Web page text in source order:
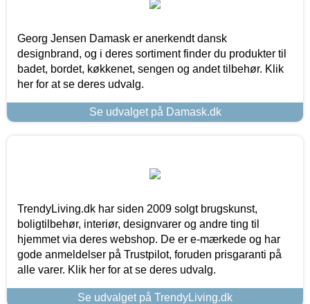
Georg Jensen Damask er anerkendt dansk
designbrand, og i deres sortiment finder du produkter til
badet, bordet, køkkenet, sengen og andet tilbehør. Klik
her for at se deres udvalg.
Se udvalget på Damask.dk
TrendyLiving.dk har siden 2009 solgt brugskunst,
boligtilbehør, interiør, designvarer og andre ting til
hjemmet via deres webshop. De er e-mærkede og har
gode anmeldelser på Trustpilot, foruden prisgaranti på
alle varer. Klik her for at se deres udvalg.
Se udvalget på TrendyLiving.dk